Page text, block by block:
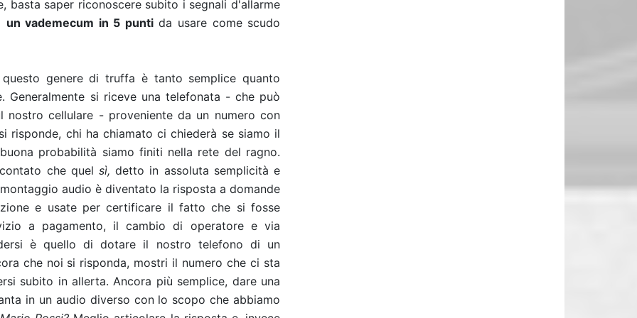
basta saper riconoscere subito i segnali d'allarme
un vademecum in 5 puntida usare come scudo
genere di truffa è tanto semplice quanto
si riceve una telefonata - che può
nostro cellulare - proveniente da un numero con
risponde, chi ha chiamato ci chiederà se siamo il
probabilità siamo finiti nella rete del ragno.
che quel sì, detto in assoluta semplicità e
audio è diventato la risposta a domande
e usate per certificare il fatto che si fosse
a pagamento, il cambio di operatore e via
è quello di dotare il nostro telefono di un
che noi si risponda, mostri il numero che ci sta
subito in allerta. Ancora più semplice, dare una
in un audio diverso con lo scopo che abbiamo